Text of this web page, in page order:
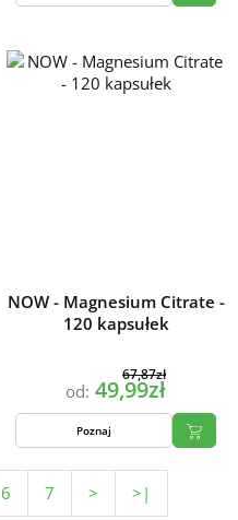
NOW - Magnesium Citrate -
120 kapsułek
od:
67,87zł
49,99zł
Poznaj
6 7 >
>|